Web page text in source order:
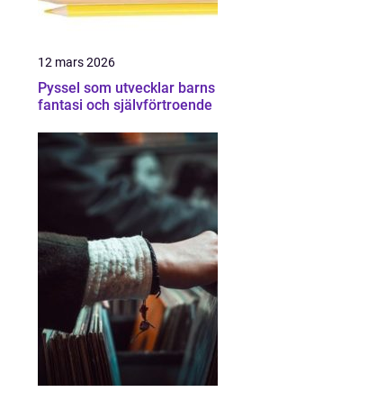
12 mars 2026
Pyssel som utvecklar barns
fantasi och självförtroende